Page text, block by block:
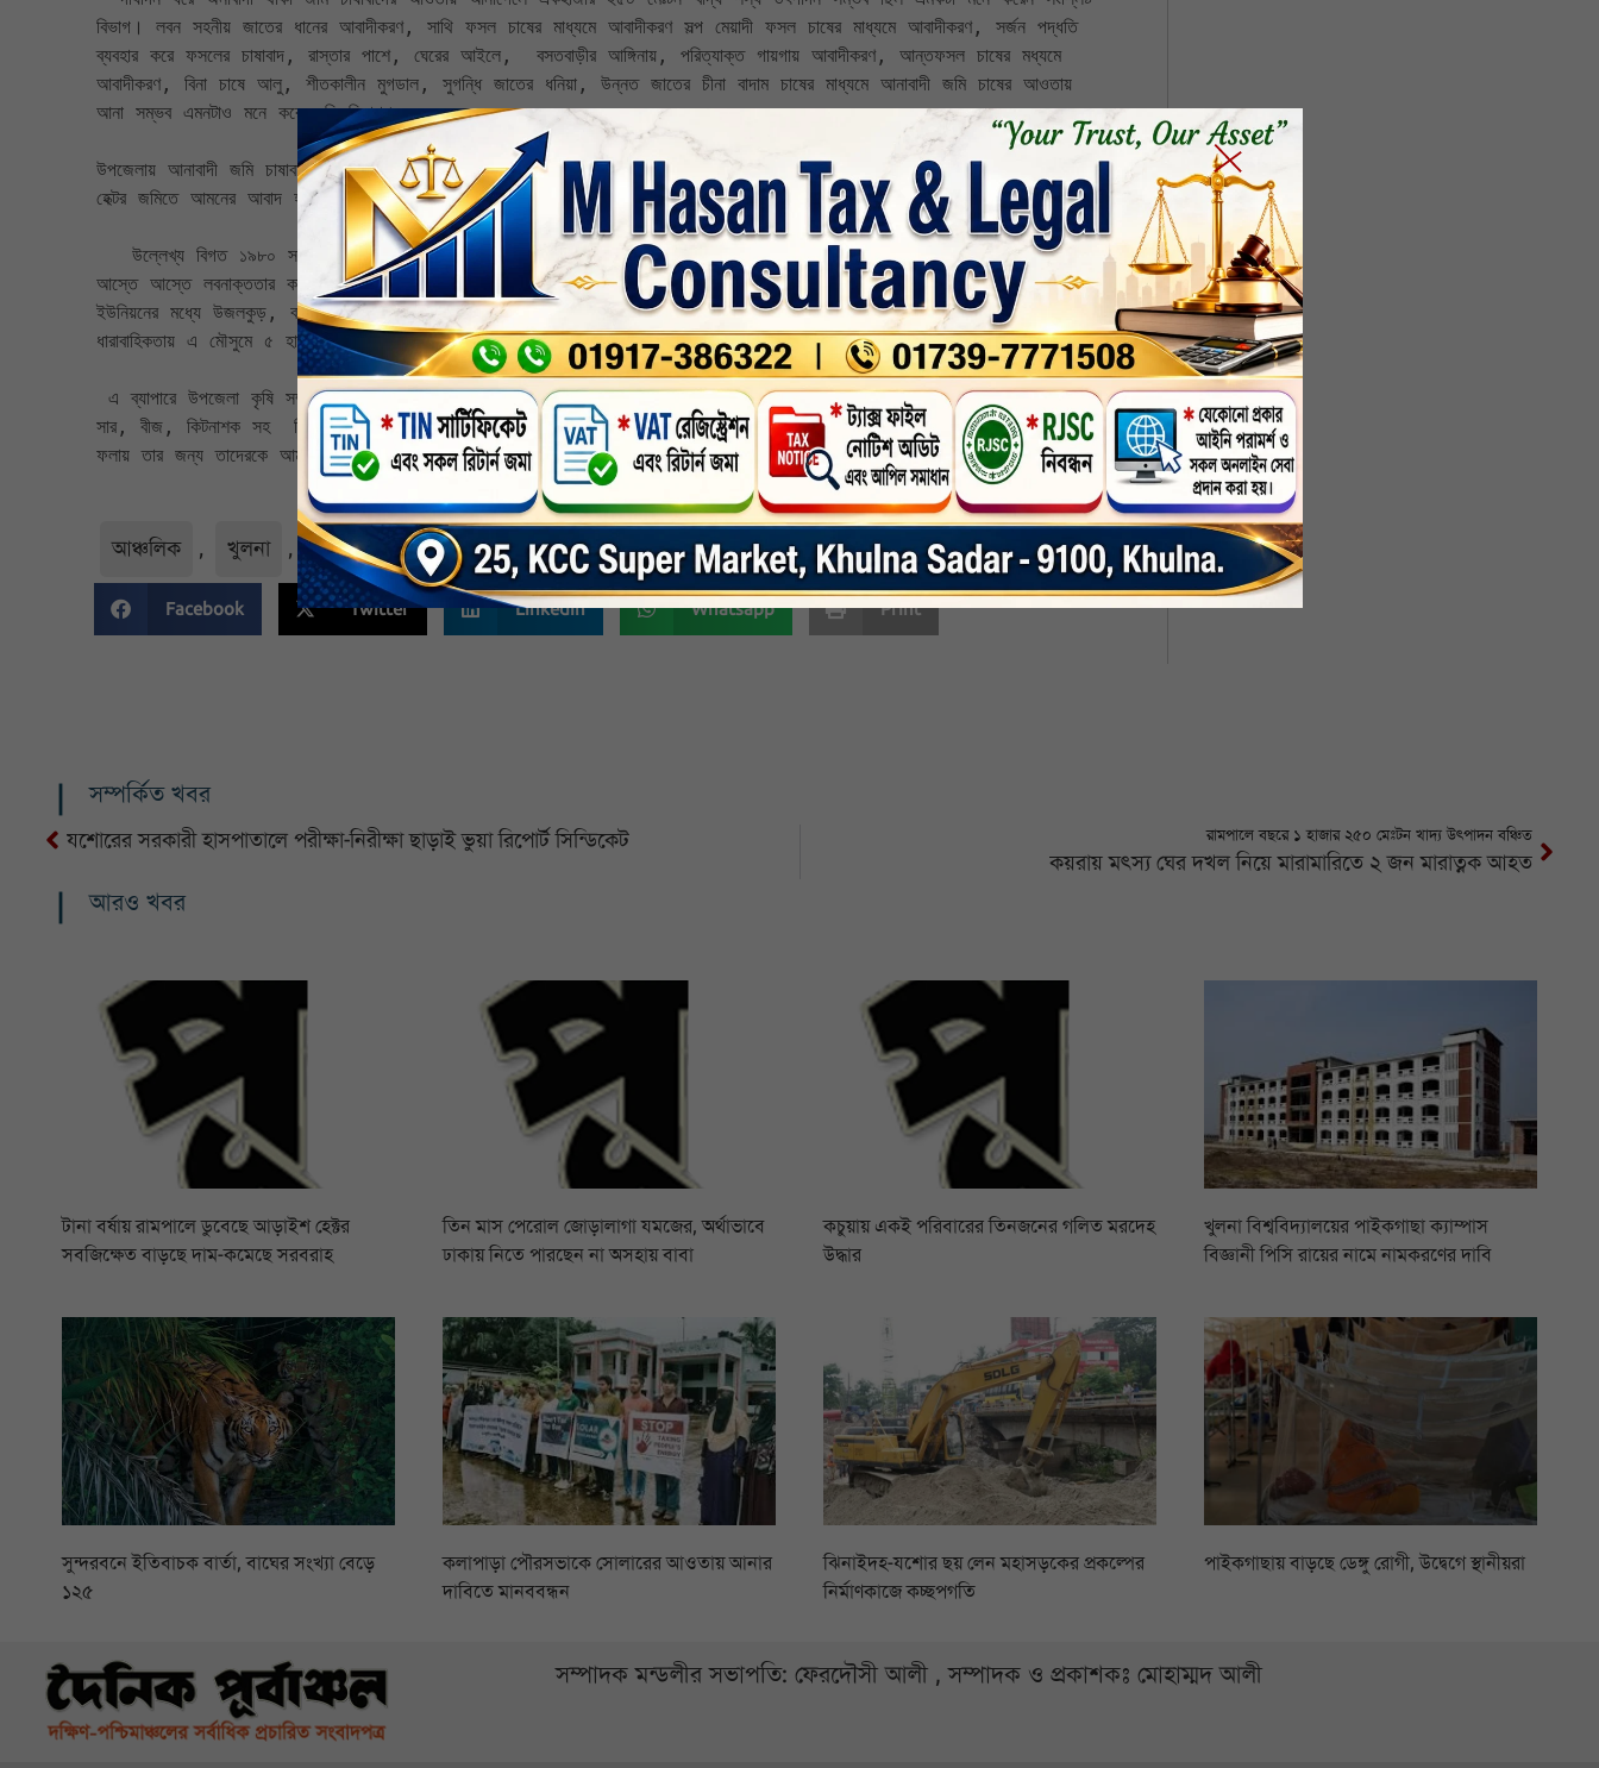
বিভাগ। লবন সহনীয় জাতের ধানের আবাদীকরণ, সাথি ফসল চাষের মাধ্যমে আবাদীকরণ সল্প মেয়াদী ফসল চাষের মাধ্যমে আবাদীকরণ, সর্জন পদ্ধতি
ব্যবহার করে ফসলের চাষাবাদ, রাস্তার পাশে, ঘেরের আইলে,  বসতবাড়ীর আঙ্গিনায়, পরিত্যাক্ত গায়গায় আবাদীকরণ, আন্তফসল চাষের মধ্যমে
আবাদীকরণ, বিনা চাষে আলু, শীতকালীন মুগডাল, সুগন্ধি জাতের ধনিয়া, উন্নত জাতের চীনা বাদাম চাষের মাধ্যমে আনাবাদী জমি চাষের আওতায়
আনা সম্ভব এমনটাও মনে করে কৃষি বিভাগ।
উপজেলায় আনাবাদী জমি চাষাবাদের আওতায় আনা উদ্যোগ নেওয়া হয়েছে এমন নজির নেই। চলতি আমন মৌসুমে এ উপজেলায়া মাত্র ৮ হাজার ৪২৫
হেক্টর জমিতে আমনের আবাদ হয়েছে। আনাবাদী রয়েছে ১০ হাজার ৪ শত ২৫ হেক্টর।
আস্তে আস্তে লবনাক্ততার কারনে আমনের উৎপাদন হ্রাস পেতে থাকে। এক সময় তা শুন্যের কোঠায় নেমে আসে। এমন অবস্থায় উপজেলার ১০
ইউনিয়নের মধ্যে উজলকুড়, বাইনতলা, গৌরম্ভা (আংশিক,রামপাল সদর ইউনিয়নে, আংশিক) আমনের পরিবর্তে  বোরোর আবাদ শুরু হয়। এইর
ধারাবাহিকতায় এ মৌসুমে ৫ হাজার ৩শত ৮০ হেক্টর আমনের আবাদ হয়েছে।
সার, বীজ, কিটনাশক সহ  বিভিন্ন ধরনের কৃষি উপকরণ সরবরাহ করা হচ্ছে। তা ছাড়া কৃষকরা যাতে জমি অনাবাদি না রেখে কোন  না কোন ফসল
ফলায় তার জন্য তাদেরকে আমাদের পক্ষ থেকে সার্বিক পরামর্শ ও সহযোগীতা দেওয়া হচ্ছে।
আঞ্চলিক , খুলনা , নির্বাচিত , বাগেরহাট জেলা , সর্বশেষ-সংবাদ
Facebook Twitter Linkedin Whatsapp Print
সম্পর্কিত খবর
যশোরের সরকারী হাসপাতালে পরীক্ষা-নিরীক্ষা ছাড়াই ভুয়া রিপোর্ট সিন্ডিকেট রামপালে বছরে ১ হাজার ২৫০ মেঃটন খাদ্য উৎপাদন বঞ্চিত
কয়রায় মৎস্য ঘের দখল নিয়ে মারামারিতে ২ জন মারাত্নক আহত
আরও খবর
টানা বর্ষায় রামপালে ডুবেছে আড়াইশ হেক্টর
সবজিক্ষেত বাড়ছে দাম-কমেছে সরবরাহ
তিন মাস পেরোল জোড়ালাগা যমজের, অর্থাভাবে
ঢাকায় নিতে পারছেন না অসহায় বাবা
কচুয়ায় একই পরিবারের তিনজনের গলিত মরদেহ
উদ্ধার
খুলনা বিশ্ববিদ্যালয়ের পাইকগাছা ক্যাম্পাস
বিজ্ঞানী পিসি রায়ের নামে নামকরণের দাবি
সুন্দরবনে ইতিবাচক বার্তা, বাঘের সংখ্যা বেড়ে
১২৫
কলাপাড়া পৌরসভাকে সোলারের আওতায় আনার
দাবিতে মানববন্ধন
ঝিনাইদহ-যশোর ছয় লেন মহাসড়কের প্রকল্পের
নির্মাণকাজে কচ্ছপগতি
পাইকগাছায় বাড়ছে ডেঙ্গু রোগী, উদ্বেগে স্থানীয়রা
সম্পাদক মন্ডলীর সভাপতি: ফেরদৌসী আলী , সম্পাদক ও প্রকাশকঃ মোহাম্মদ আলী